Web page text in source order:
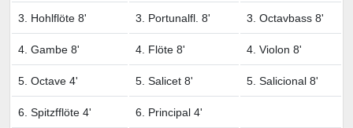
3. Hohlflöte 8' 3. Portunalfl. 8' 3. Octavbass 8'
4. Gambe 8' 4. Flöte 8' 4. Violon 8'
5. Octave 4' 5. Salicet 8' 5. Salicional 8'
6. Spitzfflöte 4' 6. Principal 4'